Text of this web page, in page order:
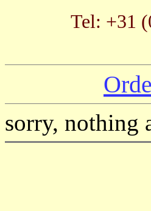
Tel: +31
sorry, nothing